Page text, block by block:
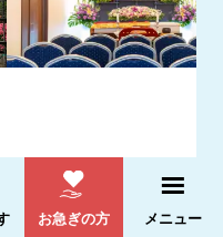
な感じ。電話をかける
お急ぎの方 メニュー